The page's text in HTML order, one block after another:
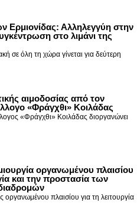
Ερμιονίδας: Αλληλεγγύη στην
στο λιμάνι της
σε όλη τη χώρα γίνεται για δεύτερη
αιμοδοσίας από τον
«Φράγχθι» Κοιλάδας
«Φράγχθι» Κοιλάδας διοργανώνει
οργανωμένου πλαισίου
και την προστασία των
οργανωμένου πλαισίου για τη λειτουργία